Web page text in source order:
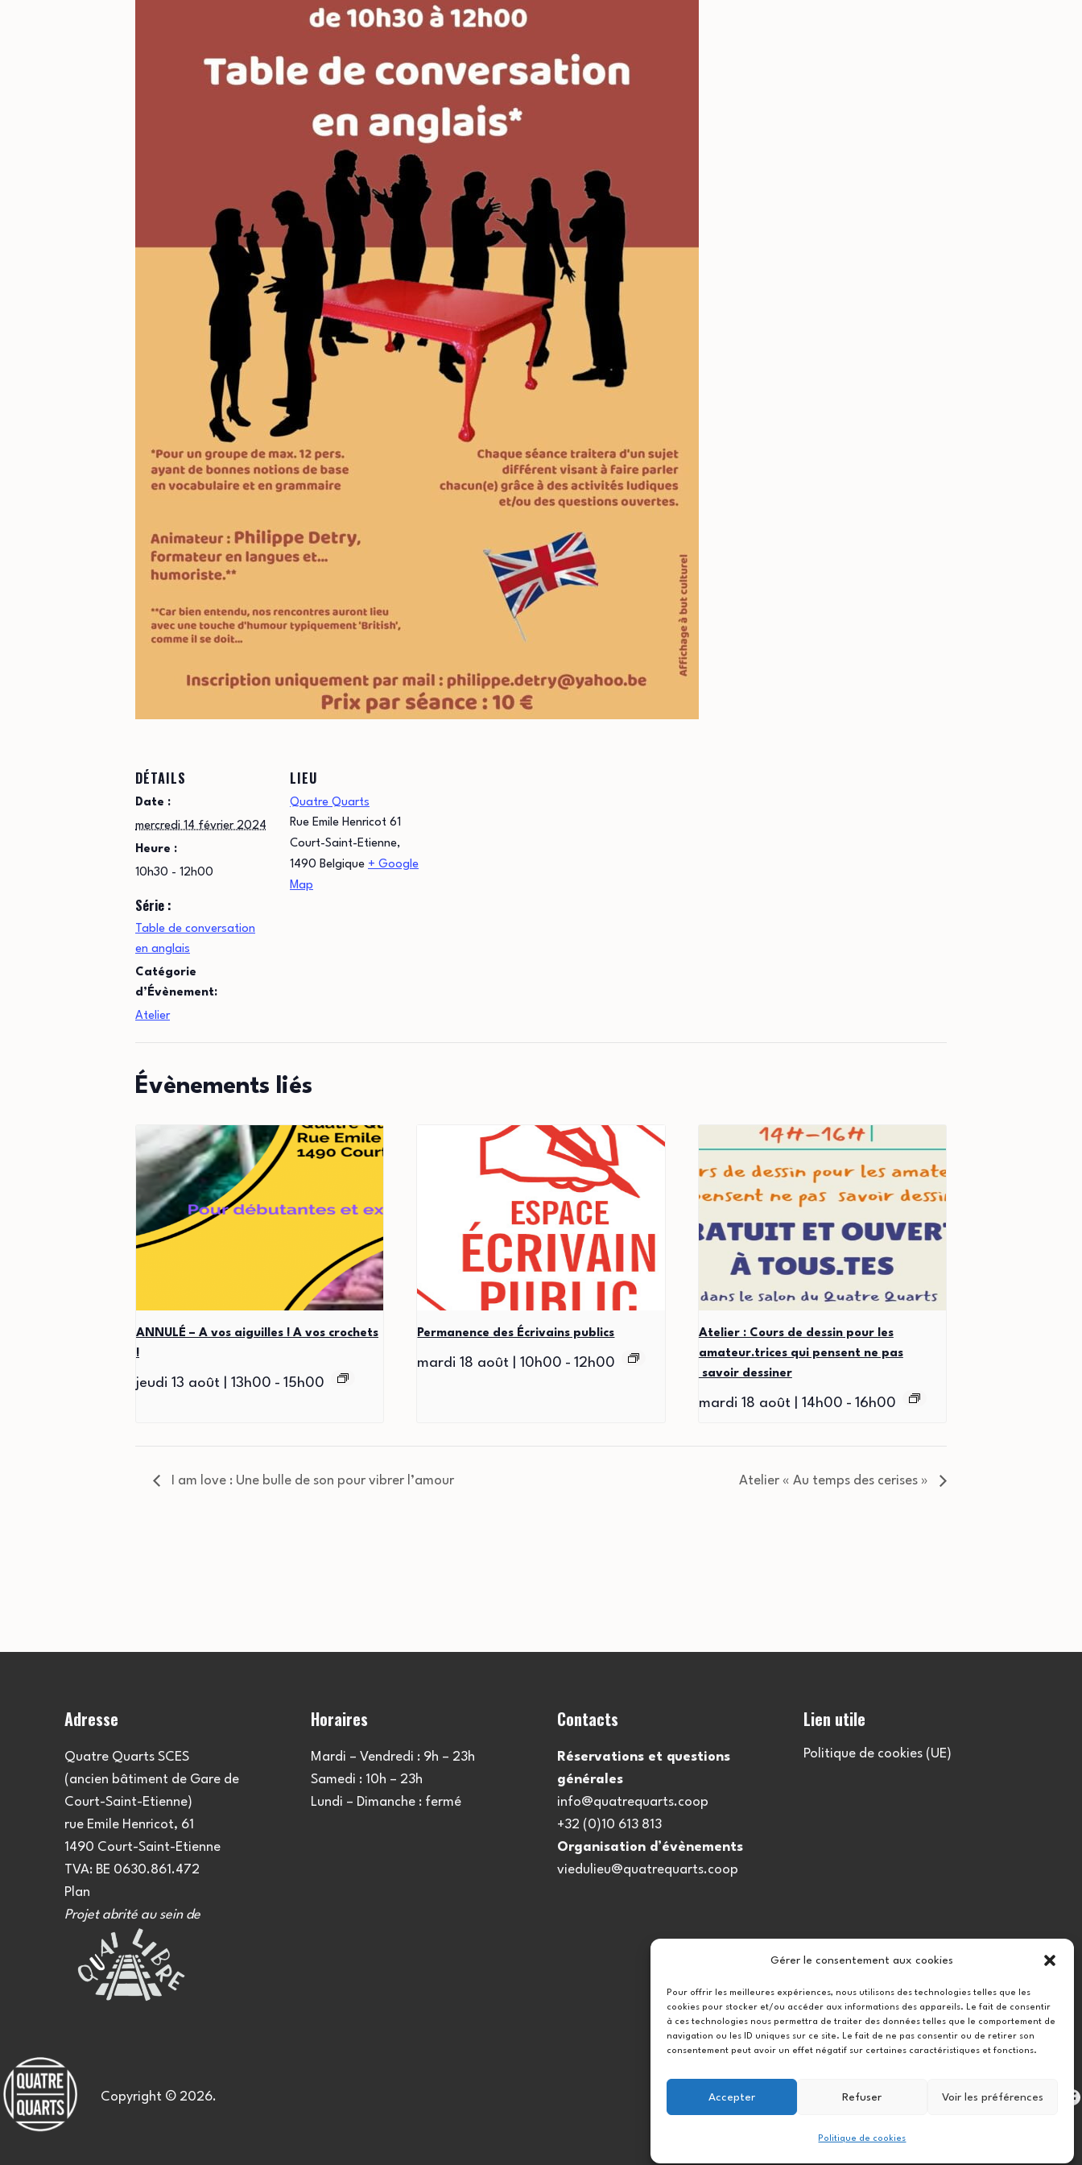
Gérer le consentement aux cookies
Pour offrir les meilleures expériences, nous utilisons des technologies telles que les
cookies pour stocker et/ou accéder aux informations des appareils. Le fait de consentir
à ces technologies nous permettra de traiter des données telles que le comportement de
navigation ou les ID uniques sur ce site. Le fait de ne pas consentir ou de retirer son
consentement peut avoir un effet négatif sur certaines caractéristiques et fonctions.
Accepter Refuser Voir les préférences
Politique de cookies
DÉTAILS
Date :
mercredi 14 février 2024
Heure :
10h30 - 12h00
Série :
Table de conversation
en anglais
Catégorie
d’Évènement:
Atelier
LIEU
Quatre Quarts
Rue Emile Henricot 61
Court-Saint-Etienne,
1490 Belgique + Google
Map
Évènements liés
ANNULÉ – A vos aiguilles ! A vos crochets
!
jeudi 13 août | 13h00 - 15h00
Permanence des Écrivains publics
mardi 18 août | 10h00 - 12h00
Atelier : Cours de dessin pour les
amateur.trices qui pensent ne pas
savoir dessiner
mardi 18 août | 14h00 - 16h00
I am love : Une bulle de son pour vibrer l’amour Atelier « Au temps des cerises »
Adresse
Quatre Quarts SCES
(ancien bâtiment de Gare de
Court-Saint-Etienne)
rue Emile Henricot, 61
1490 Court-Saint-Etienne
TVA: BE 0630.861.472
Plan
Projet abrité au sein de
Horaires
Mardi – Vendredi : 9h – 23h
Samedi : 10h – 23h
Lundi – Dimanche : fermé
Contacts
Réservations et questions
générales
info@quatrequarts.coop
+32 (0)10 613 813
Organisation d’évènements
viedulieu@quatrequarts.coop
Lien utile
Politique de cookies (UE)
Copyright © 2026.